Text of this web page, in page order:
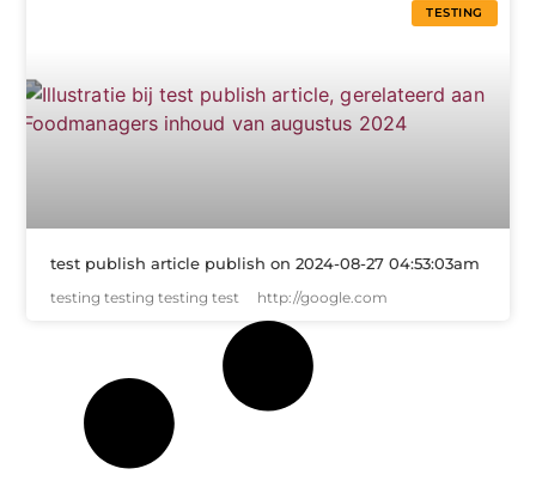
TESTING
test publish article publish on 2024-08-27 04:53:03am
testing testing testing test http://google.com